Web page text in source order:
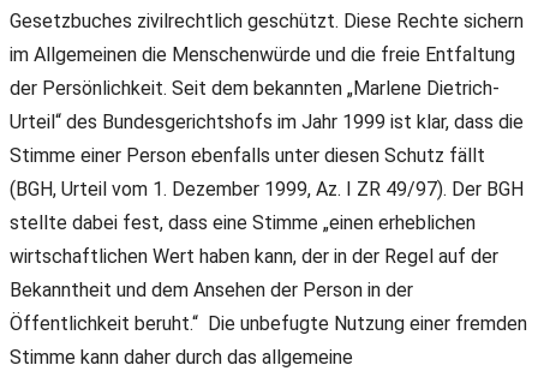
Gesetzbuches zivilrechtlich geschützt. Diese Rechte sichern
im Allgemeinen die Menschenwürde und die freie Entfaltung
der Persönlichkeit. Seit dem bekannten „Marlene Dietrich-
Urteil“ des Bundesgerichtshofs im Jahr 1999 ist klar, dass die
Stimme einer Person ebenfalls unter diesen Schutz fällt
(BGH, Urteil vom 1. Dezember 1999, Az. I ZR 49/97). Der BGH
stellte dabei fest, dass eine Stimme „einen erheblichen
wirtschaftlichen Wert haben kann, der in der Regel auf der
Bekanntheit und dem Ansehen der Person in der
Öffentlichkeit beruht.“ Die unbefugte Nutzung einer fremden
Stimme kann daher durch das allgemeine